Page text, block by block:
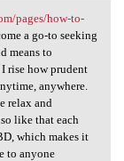
pages/how-to-
a go-to seeking
means to
rise how prudent
anywhere.
relax and
like that each
which makes it
to anyone